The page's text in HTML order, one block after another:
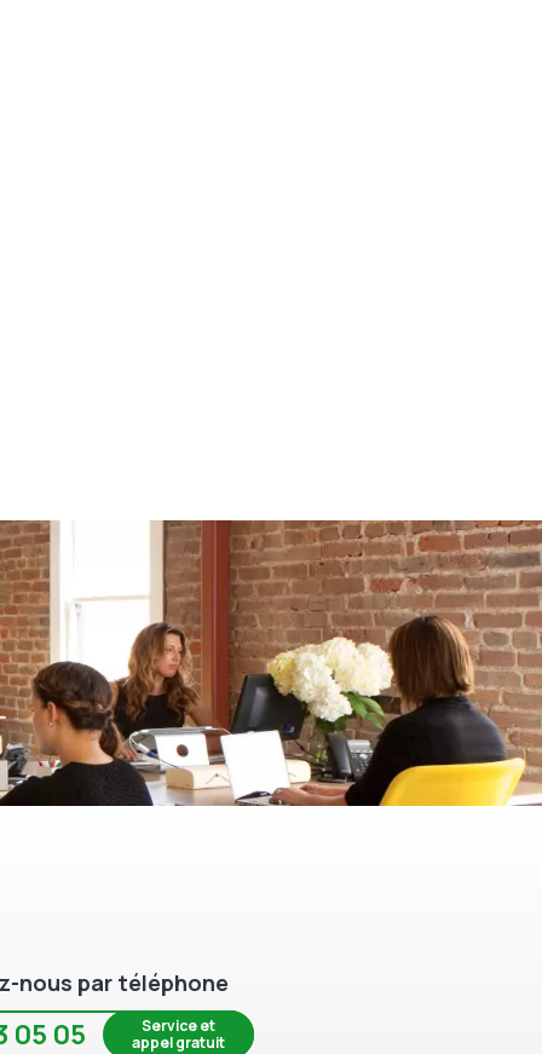
nous par téléphone
05 05
Service et
appel gratuit